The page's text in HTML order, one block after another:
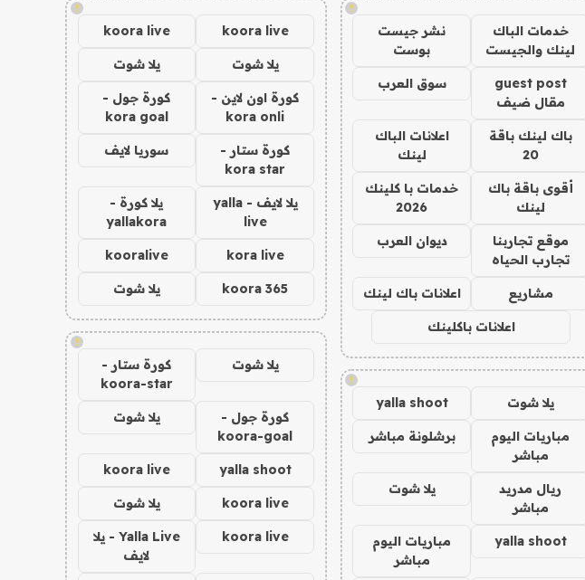
!
خدمات الباك
لينك والجيست
نشر جيست
بوست
guest post
مقال ضيف
سوق العرب
باك لينك باقة
20
اعلانات الباك
لينك
أقوى باقة باك
لينك
خدمات با كلينك
2026
موقع تجاربنا
تجارب الحياه
ديوان العرب
مشاريع اعلانات باك لينك
اعلانات باكلينك
!
يلا شوت yalla shoot
مباريات اليوم
مباشر
برشلونة مباشر
ريال مدريد
مباشر
يلا شوت
yalla shoot
مباريات اليوم
مباشر
!
koora live
koora live
يلا شوت يلا شوت
كورة اون لاين -
kora onli
كورة جول -
kora goal
كورة ستار -
kora star
سوريا لايف
يلا لايف - yalla
live
يلا كورة -
yallakora
kora live
kooralive
koora 365 يلا شوت
!
يلا شوت
كورة ستار -
koora-star
كورة جول -
koora-goal
يلا شوت
yalla shoot
koora live
koora live يلا شوت
koora live
Yalla Live - يلا
لايف